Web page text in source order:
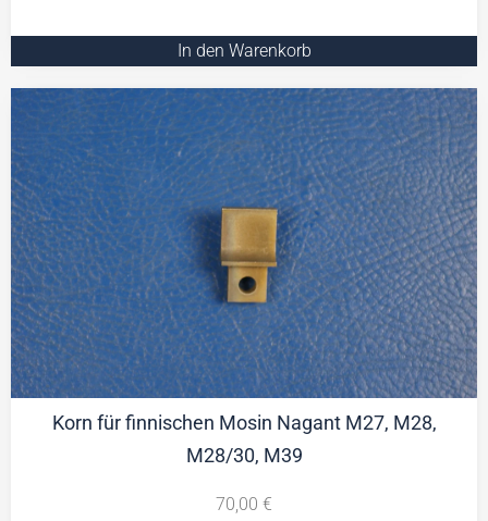
In den Warenkorb
Korn für finnischen Mosin Nagant M27, M28,
M28/30, M39
70,00 €